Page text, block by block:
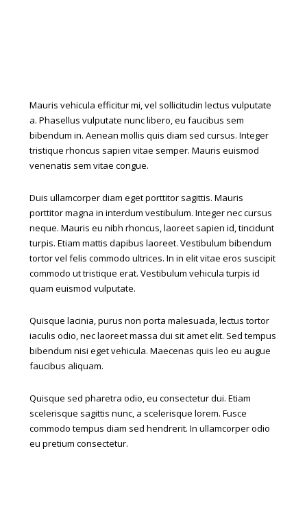
Mauris vehicula efficitur mi, vel sollicitudin lectus vulputate
a. Phasellus vulputate nunc libero, eu faucibus sem
bibendum in. Aenean mollis quis diam sed cursus. Integer
tristique rhoncus sapien vitae semper. Mauris euismod
venenatis sem vitae congue.
Duis ullamcorper diam eget porttitor sagittis. Mauris
porttitor magna in interdum vestibulum. Integer nec cursus
neque. Mauris eu nibh rhoncus, laoreet sapien id, tincidunt
turpis. Etiam mattis dapibus laoreet. Vestibulum bibendum
tortor vel felis commodo ultrices. In in elit vitae eros suscipit
commodo ut tristique erat. Vestibulum vehicula turpis id
quam euismod vulputate.
Quisque lacinia, purus non porta malesuada, lectus tortor
iaculis odio, nec laoreet massa dui sit amet elit. Sed tempus
bibendum nisi eget vehicula. Maecenas quis leo eu augue
faucibus aliquam.
Quisque sed pharetra odio, eu consectetur dui. Etiam
scelerisque sagittis nunc, a scelerisque lorem. Fusce
commodo tempus diam sed hendrerit. In ullamcorper odio
eu pretium consectetur.